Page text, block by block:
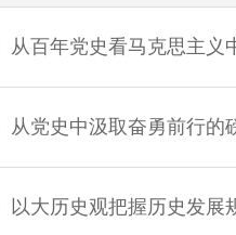
从百年党史看马克思主义
从党史中汲取奋勇前行的
以大历史观把握历史发展